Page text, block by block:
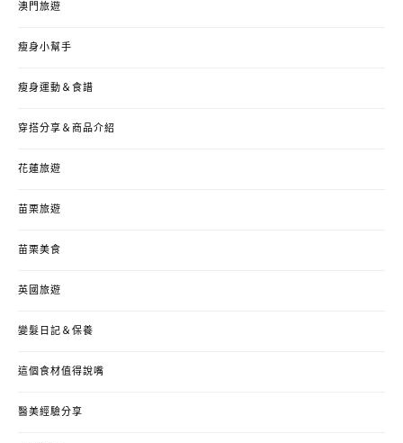
澳門旅遊
瘦身小幫手
瘦身運動＆食譜
穿搭分享＆商品介紹
花蓮旅遊
苗栗旅遊
苗栗美食
英國旅遊
變髮日記＆保養
這個食材值得說嘴
醫美經驗分享